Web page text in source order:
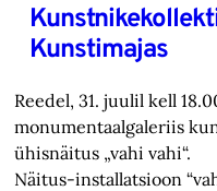
Kunstimajas
Reedel, 31. juulil kell
monumentaalgaleriis
ühisnäitus „vahi vahi“.
Näitus-installatsioon